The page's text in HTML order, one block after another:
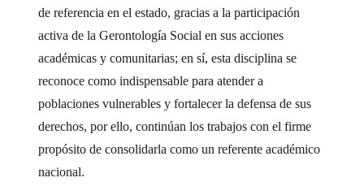
de referencia en el estado, gracias a la participación
activa de la Gerontología Social en sus acciones
académicas y comunitarias; en sí, esta disciplina se
reconoce como indispensable para atender a
poblaciones vulnerables y fortalecer la defensa de sus
derechos, por ello, continúan los trabajos con el firme
propósito de consolidarla como un referente académico
nacional.